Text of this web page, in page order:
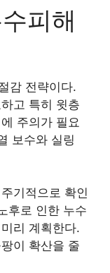
피해
감 전략이다.
고 특히 윗층
주의가 필요
보수와 실링
기적으로 확인
후로 인한 누수
리 계획한다.
이 확산을 줄